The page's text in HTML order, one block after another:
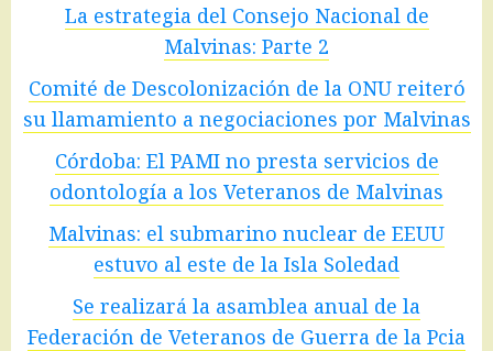
La estrategia del Consejo Nacional de
Malvinas: Parte 2
Comité de Descolonización de la ONU reiteró
su llamamiento a negociaciones por Malvinas
Córdoba: El PAMI no presta servicios de
odontología a los Veteranos de Malvinas
Malvinas: el submarino nuclear de EEUU
estuvo al este de la Isla Soledad
Se realizará la asamblea anual de la
Federación de Veteranos de Guerra de la Pcia